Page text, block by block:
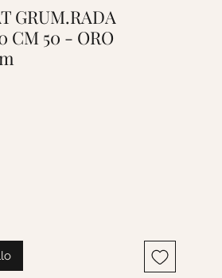
GRUM.RADA
CM 50 - ORO